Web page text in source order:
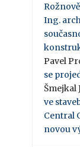
Ing.
Pavel
se
Šmejkal
ve
Central
novou